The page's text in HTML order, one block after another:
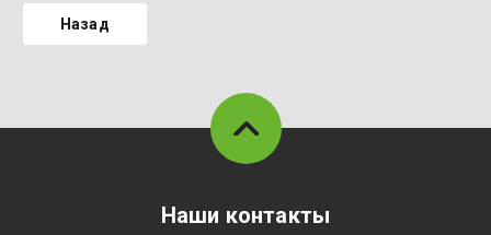
Назад
Наши контакты